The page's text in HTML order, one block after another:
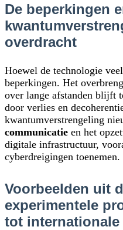
De beperkingen
overdracht
Hoewel de technologie
beperkingen. Het
over lange afstanden blijft
door verlies en
kwantumverstrengeling
communicatie en het
digitale infrastructuur,
cyberdreigingen toenemen.
Voorbeelden uit
experimentele
tot